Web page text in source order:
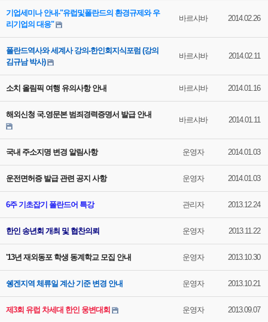
기업세미나 안내-"유럽및폴란드의 환경규제와 우
리기업의 대응"
바르샤바 2014.02.26
폴란드역사와 세계사 강의-한인회지식포럼 (강의
김규남 박사)
바르샤바 2014.02.11
소치 올림픽 여행 유의사항 안내 바르샤바 2014.01.16
해외신청 국.영문본 범죄경력증명서 발급 안내
바르샤바 2014.01.11
국내 주소지명 변경 알림사항 운영자 2014.01.03
운전면허증 발급 관련 공지 사항 운영자 2014.01.03
6주 기초잡기 폴란드어 특강 관리자 2013.12.24
한인 송년회 개최 및 협찬의뢰 운영자 2013.11.22
'13년 재외동포 학생 동계학교 모집 안내 운영자 2013.10.30
쉥겐지역 체류일 계산 기준 변경 안내 운영자 2013.10.21
제3회 유럽 차세대 한인 웅변대회 운영자 2013.09.07